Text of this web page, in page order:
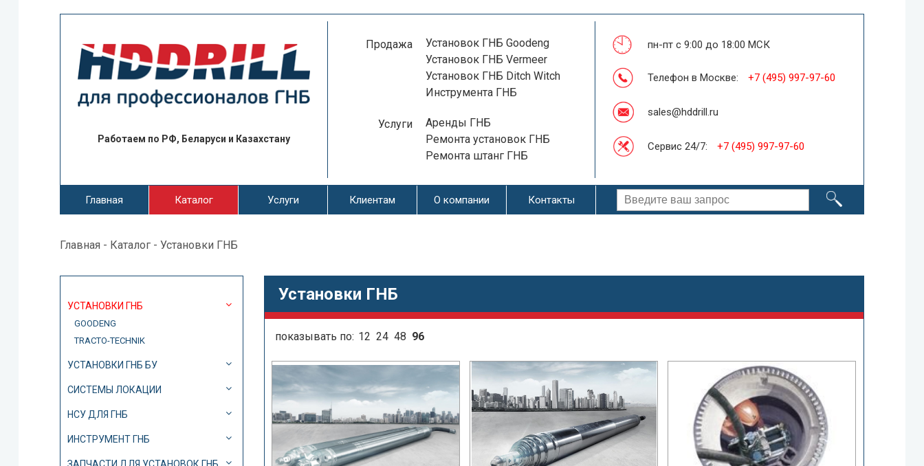
Работаем по РФ, Беларуси и Казахстану
Продажа
Установок ГНБ Goodeng
Установок ГНБ Vermeer
Установок ГНБ Ditch Witch
Инструмента ГНБ
Услуги
Аренды ГНБ
Ремонта установок ГНБ
Ремонта штанг ГНБ
пн-пт с 9:00 до 18:00 МСК
Телефон в Москве: +7 (495) 997-97-60
sales@hddrill.ru
Сервис 24/7: +7 (495) 997-97-60
Главная Каталог Услуги Клиентам О компании Контакты
Главная - Каталог - Установки ГНБ
УСТАНОВКИ ГНБ
GOODENG
TRACTO-TECHNIK
УСТАНОВКИ ГНБ БУ
СИСТЕМЫ ЛОКАЦИИ
НСУ ДЛЯ ГНБ
ИНСТРУМЕНТ ГНБ
Установки ГНБ
показывать по: 12 24 48 96